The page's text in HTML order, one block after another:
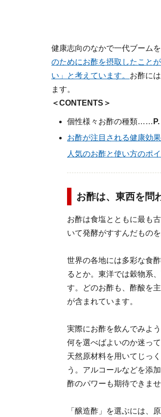
健康志向のなかで一代ブーム
のためにお酢を摂取したこと
い」と考えています。 お酢に
ます。
＜CONTENTS＞
個性様々お酢の種類……
お酢が注目される健康効
人気のお酢と使い方のポ
お酢は、東西を問
お酢は食塩とともに最も
いて発酵がすすんだもの
世界の各地には多彩な食
るとか。東洋では穀物系
す。どのお酢も、酢酸を
が含まれています。
実際にお酢を飲んでみよ
何を選べばよいのか迷っ
天然原材料を用いてじっ
う。アルコールなどを添
酢のパワーも期待できませ
「醸造酢」を選ぶには、